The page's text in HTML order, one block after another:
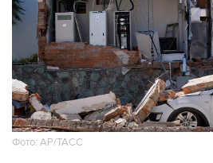
Фото: АР/ТАСС